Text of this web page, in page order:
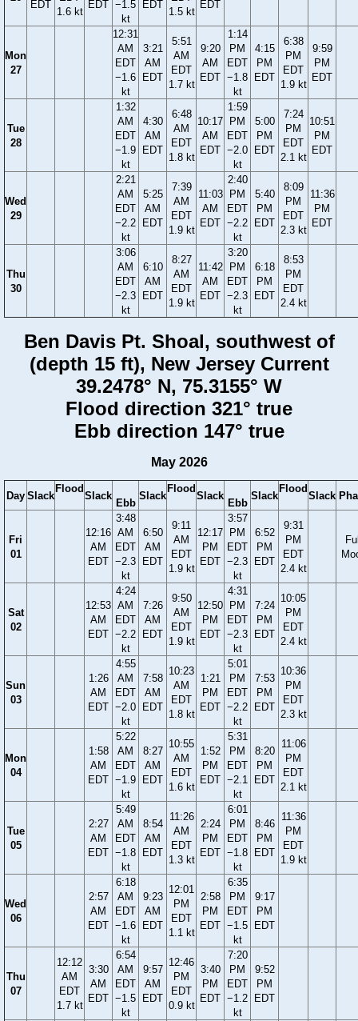
EDT
1.6 kt
EDT −1.5
kt
EDT
1.5 kt
EDT
Mon
27
12:31
AM
EDT
−1.6
kt
3:21
AM
EDT
5:51
AM
EDT
1.7 kt
9:20
AM
EDT
1:14
PM
EDT
−1.8
kt
4:15
PM
EDT
6:38
PM
EDT
1.9 kt
9:59
PM
EDT
Tue
28
1:32
AM
EDT
−1.9
kt
4:30
AM
EDT
6:48
AM
EDT
1.8 kt
10:17
AM
EDT
1:59
PM
EDT
−2.0
kt
5:00
PM
EDT
7:24
PM
EDT
2.1 kt
10:51
PM
EDT
Wed
29
2:21
AM
EDT
−2.2
kt
5:25
AM
EDT
7:39
AM
EDT
1.9 kt
11:03
AM
EDT
2:40
PM
EDT
−2.2
kt
5:40
PM
EDT
8:09
PM
EDT
2.3 kt
11:36
PM
EDT
Thu
30
3:06
AM
EDT
−2.3
kt
6:10
AM
EDT
8:27
AM
EDT
1.9 kt
11:42
AM
EDT
3:20
PM
EDT
−2.3
kt
6:18
PM
EDT
8:53
PM
EDT
2.4 kt
Ben Davis Pt. Shoal, southwest of
(depth 15 ft), New Jersey Current
39.2478° N, 75.3155° W
Flood direction 321° true
Ebb direction 147° true
May 2026
Day Slack
Flood
Slack
Ebb
Slack
Flood
Slack
Ebb
Slack
Flood
Slack
Fri
01
12:16
AM
EDT
3:48
AM
EDT
−2.3
kt
6:50
AM
EDT
9:11
AM
EDT
1.9 kt
12:17
PM
EDT
3:57
PM
EDT
−2.3
kt
6:52
PM
EDT
9:31
PM
EDT
2.4 kt
Sat
02
12:53
AM
EDT
4:24
AM
EDT
−2.2
kt
7:26
AM
EDT
9:50
AM
EDT
1.9 kt
12:50
PM
EDT
4:31
PM
EDT
−2.3
kt
7:24
PM
EDT
10:05
PM
EDT
2.4 kt
Sun
03
1:26
AM
EDT
4:55
AM
EDT
−2.0
kt
7:58
AM
EDT
10:23
AM
EDT
1.8 kt
1:21
PM
EDT
5:01
PM
EDT
−2.2
kt
7:53
PM
EDT
10:36
PM
EDT
2.3 kt
Mon
04
1:58
AM
EDT
5:22
AM
EDT
−1.9
kt
8:27
AM
EDT
10:55
AM
EDT
1.6 kt
1:52
PM
EDT
5:31
PM
EDT
−2.1
kt
8:20
PM
EDT
11:06
PM
EDT
2.1 kt
Tue
05
2:27
AM
EDT
5:49
AM
EDT
−1.8
kt
8:54
AM
EDT
11:26
AM
EDT
1.3 kt
2:24
PM
EDT
6:01
PM
EDT
−1.8
kt
8:46
PM
EDT
11:36
PM
EDT
1.9 kt
Wed
06
2:57
AM
EDT
6:18
AM
EDT
−1.6
kt
9:23
AM
EDT
12:01
PM
EDT
1.1 kt
2:58
PM
EDT
6:35
PM
EDT
−1.5
kt
9:17
PM
EDT
Thu
07
12:12
AM
EDT
1.7 kt
3:30
AM
EDT
6:54
AM
EDT
−1.5
kt
9:57
AM
EDT
12:46
PM
EDT
0.9 kt
3:40
PM
EDT
7:20
PM
EDT
−1.2
kt
9:52
PM
EDT